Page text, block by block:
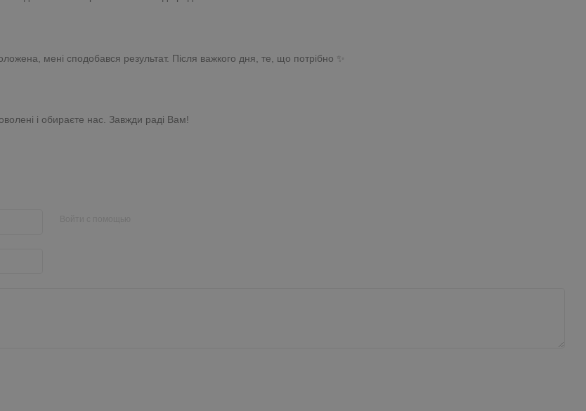
мені сподобався результат. Після важкого дня, те, що потрібно ✨️
і обираєте нас. Завжди раді Вам!